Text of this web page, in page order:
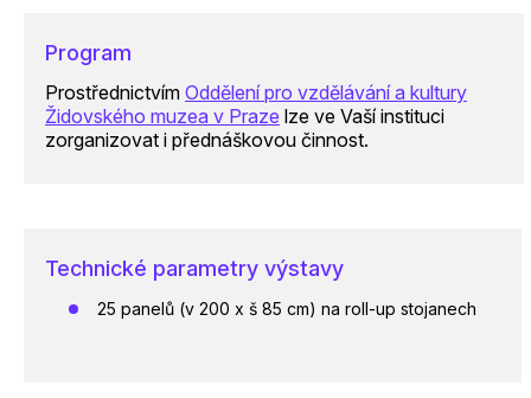
Program
Prostřednictvím Oddělení pro vzdělávání a kultury
Židovského muzea v Praze lze ve Vaší instituci
zorganizovat i přednáškovou činnost.
Technické parametry výstavy
25 panelů (v 200 x š 85 cm) na roll-up stojanech